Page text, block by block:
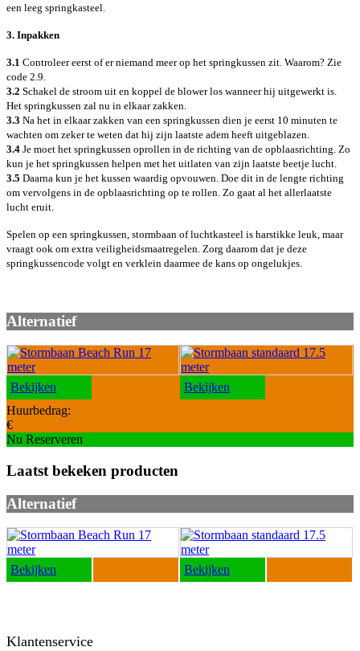
een leeg springkasteel.
3. Inpakken
3.1 Controleer eerst of er niemand meer op het springkussen zit. Waarom? Zie
code 2.9.
3.2 Schakel de stroom uit en koppel de blower los wanneer hij uitgewerkt is.
Het springkussen zal nu in elkaar zakken.
3.3 Na het in elkaar zakken van een springkussen dien je eerst 10 minuten te
wachten om zeker te weten dat hij zijn laatste adem heeft uitgeblazen.
3.4 Je moet het springkussen oprollen in de richting van de opblaasrichting. Zo
kun je het springkussen helpen met het uitlaten van zijn laatste beetje lucht.
3.5 Daarna kun je het kussen waardig opvouwen. Doe dit in de lengte richting
om vervolgens in de opblaasrichting op te rollen. Zo gaat al het allerlaatste
lucht eruit.
Spelen op een springkussen, stormbaan of luchtkasteel is harstikke leuk, maar
vraagt ook om extra veiligheidsmaatregelen. Zorg daarom dat je deze
springkussencode volgt en verklein daarmee de kans op ongelukjes.
Alternatief
Bekijken
Bekijken
Huurbedrag:
€
Nu Reserveren
Laatst bekeken producten
Alternatief
Bekijken Bekijken
Klantenservice